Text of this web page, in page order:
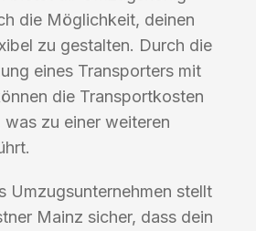
die Möglichkeit, deinen
zu gestalten. Durch die
eines Transporters mit
die Transportkosten
zu einer weiteren
Umzugsunternehmen stellt
Mainz sicher, dass dein